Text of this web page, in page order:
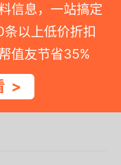
信息，一站搞定
以上低价折扣
值友节省35%
>